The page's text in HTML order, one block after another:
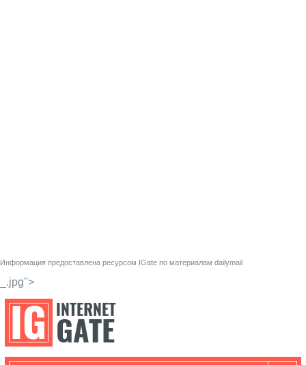
Информация предоставлена ресурсом IGate по материалам dailymail
_.jpg">